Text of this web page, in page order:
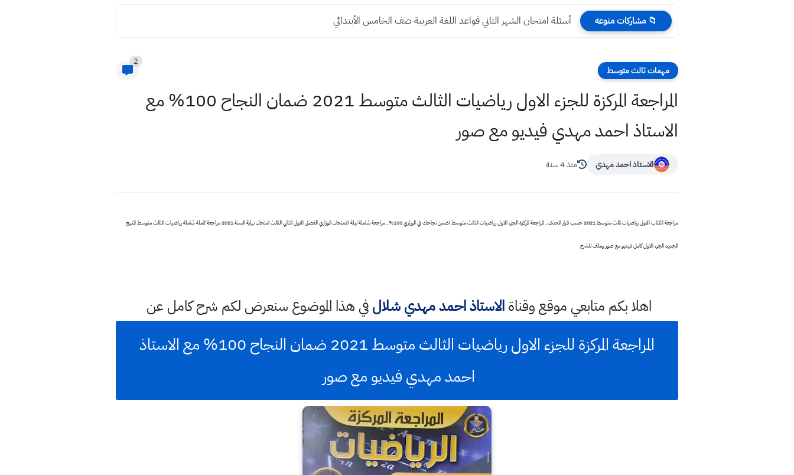
📁 مشاركات منوعه أسئلة امتحان الشهر الثاني قواعد اللغة العربية صف الخامس الأبتدائي
مهمات ثالث متوسط
2
المراجعة المركزة للجزء الاول رياضيات الثالث متوسط 2021 ضمان النجاح 100% مع
الاستاذ احمد مهدي فيديو مع صور
الاستاذ احمد مهدي منذ 4 سنة
مراجعة الكتاب الاول رياضيات ثالث متوسط 2021 حسب قرار الحذف , المراجعة المركزة الجزء الاول رياضيات الثالث متوسط اضمن نجاحك في الوزاري 100% , مراجعة شاملة ليلة الامتحان الوزاري الفصل الاول الثاني الثالث امتحان نهاية السنة 2021 مراجعة كاملة شاملة رياضيات الثالث متوسط المنهج
الجديد الجزء الاول كامل فيديو مع صور وملف للشرح
اهلا بكم متابعي موقع وقناةالاستاذ احمد مهدي شلالفي هذا الموضوع سنعرض لكم شرح كامل عن
المراجعة المركزة للجزء الاول رياضيات الثالث متوسط 2021 ضمان النجاح 100% مع الاستاذ
احمد مهدي فيديو مع صور